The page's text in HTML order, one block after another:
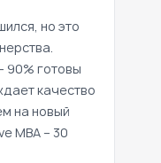
но это
90% готовы
качество
на новый
MBA – 30